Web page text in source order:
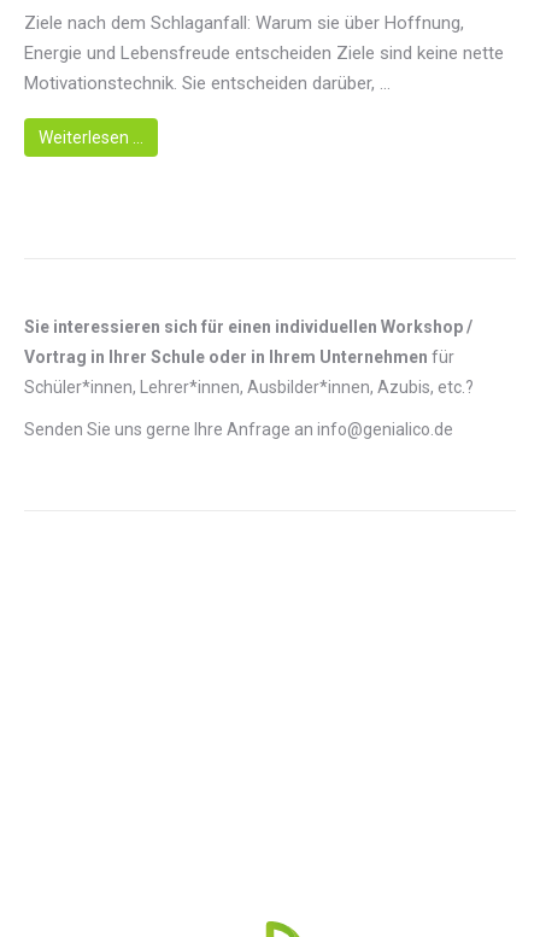
Ziele nach dem Schlaganfall: Warum sie über Hoffnung,
Energie und Lebensfreude entscheiden Ziele sind keine nette
Motivationstechnik. Sie entscheiden darüber, ...
Weiterlesen …
Sie interessieren sich für einen individuellen Workshop /
Vortrag in Ihrer Schule oder in Ihrem Unternehmen für
Schüler*innen, Lehrer*innen, Ausbilder*innen, Azubis, etc.?
Senden Sie uns gerne Ihre Anfrage an info@genialico.de